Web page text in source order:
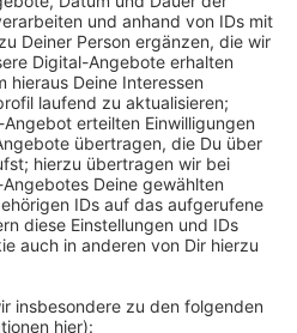
etwas anders geregelt, sagt
aus Coesfeld. Eltern
ihre Kinder möglichst
bleiben die Kitas
ist es bei den Kitas des
im Kreis. Das DRK bittet
Notfall zu schicken und
auf jeden Fall hinbringen
alleine laufen lassen.
der Unterricht abgesagt
Schulbusse nicht.